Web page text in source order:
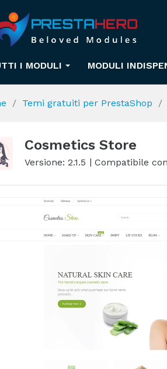
I MODULI MODULI
Temi gratuiti per PrestaShop
Cosmetics Store
Versione: 2.1.5 Compatibile